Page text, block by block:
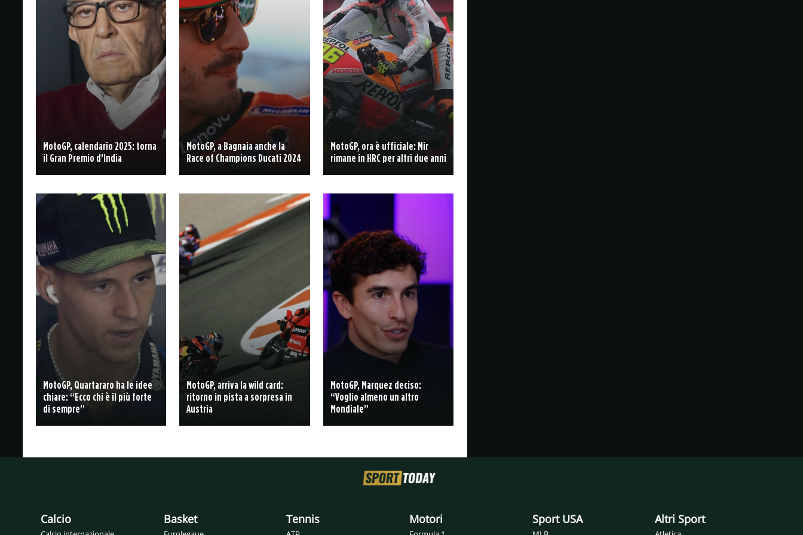
MotoGP, calendario 2025: torna
il Gran Premio d’India
MotoGP, a Bagnaia anche la
Race of Champions Ducati 2024
MotoGP, ora è ufficiale: Mir
rimane in HRC per altri due anni
MotoGP, Quartararo ha le idee
chiare: “Ecco chi è il più forte
di sempre”
MotoGP, arriva la wild card:
ritorno in pista a sorpresa in
Austria
MotoGP, Marquez deciso:
“Voglio almeno un altro
Mondiale”
Calcio Basket Tennis Motori Sport USA Altri Sport